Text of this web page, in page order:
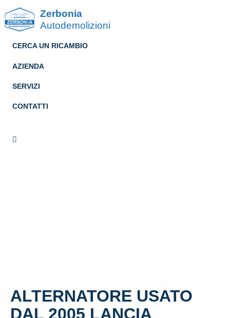
Zerbonia
Autodemolizioni
CERCA UN RICAMBIO
AZIENDA
SERVIZI
CONTATTI
ALTERNATORE USATO
DAL 2005 LANCIA